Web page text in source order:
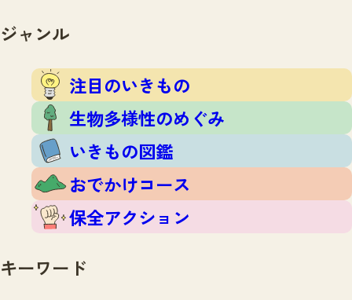
生物多様性のめぐみ
おでかけコース
保全アクション
調査レポート
調査レポートTOP
調査結果
ふくおかいきものマップ
マッチング
マッチングTOP
掲載申し込みフォーム
お問合せ
ジャンル
注目のいきもの
生物多様性のめぐみ
いきもの図鑑
おでかけコース
保全アクション
キーワード